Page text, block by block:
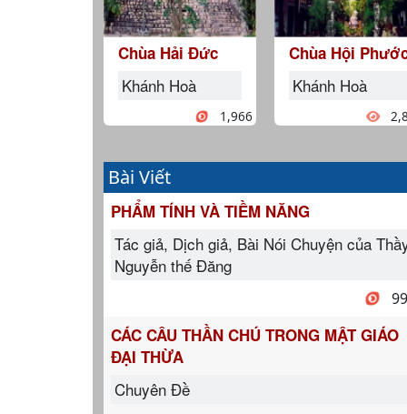
Chùa Hải Đức
Khánh Hoà
1,966
Chùa Hội
Khánh Hoà
Bài Viết
PHẨM TÍNH VÀ TIỀM NĂNG
Tác giả, Dịch giả, Bài Nói Chuyện của
Nguyễn thế Đăng
CÁC CÂU THẦN CHÚ TRONG MẬT GIÁO
ĐẠI THỪA
Chuyên Đề